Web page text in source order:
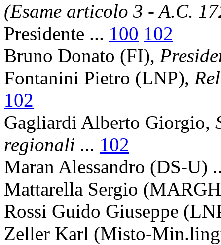
(Esame articolo 3 - A.C.
Presidente ... 100 102
Bruno Donato (FI),
Fontanini Pietro (LNP),
102
Gagliardi Alberto Giorgio,
regionali ... 102
Maran Alessandro (DS-U)
Mattarella Sergio
Rossi Guido Giuseppe
Zeller Karl (Misto-